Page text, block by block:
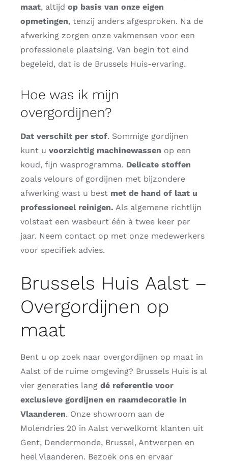
maat, altijd op basis van onze eigen
opmetingen, tenzij anders afgesproken. Na de
afwerking zorgen onze vakmensen voor een
professionele plaatsing. Van begin tot eind
begeleid, dat is de Brussels Huis-ervaring.
Hoe was ik mijn
overgordijnen?
Dat verschilt per stof. Sommige gordijnen
kunt u voorzichtig machinewassen op een
koud, fijn wasprogramma. Delicate stoffen
zoals velours of gordijnen met bijzondere
afwerking wast u best met de hand of laat u
professioneel reinigen. Als algemene richtlijn
volstaat een wasbeurt één à twee keer per
jaar. Neem contact op met onze medewerkers
voor specifiek advies.
Brussels Huis Aalst –
Overgordijnen op
maat
Bent u op zoek naar overgordijnen op maat in
Aalst of de ruime omgeving? Brussels Huis is al
vier generaties lang dé referentie voor
exclusieve gordijnen en raamdecoratie in
Vlaanderen. Onze showroom aan de
Molendries 20 in Aalst verwelkomt klanten uit
Gent, Dendermonde, Brussel, Antwerpen en
heel Vlaanderen. Bezoek ons en ervaar